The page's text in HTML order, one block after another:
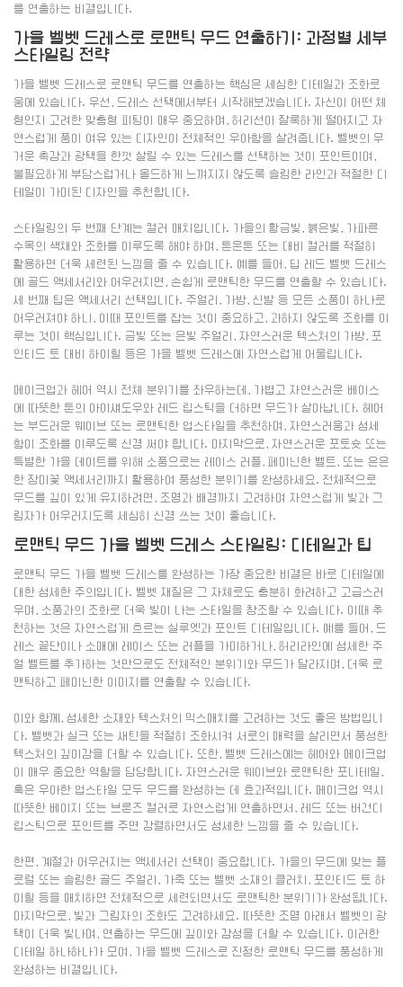
를 연출하는 비결입니다.
가을 벨벳 드레스로 로맨틱 무드 연출하기: 과정별 세부
스타일링 전략
가을 벨벳 드레스로 로맨틱 무드를 연출하는 핵심은 세심한 디테일과 조화로
움에 있습니다. 우선, 드레스 선택에서부터 시작해보겠습니다. 자신이 어떤 체
형인지 고려한 맞춤형 피팅이 매우 중요하며, 허리선이 잘록하게 떨어지고 자
연스럽게 품이 여유 있는 디자인이 전체적인 우아함을 살려줍니다. 벨벳의 무
거운 촉감과 광택을 한껏 살릴 수 있는 드레스를 선택하는 것이 포인트이며,
불필요하게 부담스럽거나 올드하게 느껴지지 않도록 슬림한 라인과 적절한 디
테일이 가미된 디자인을 추천합니다.
스타일링의 두 번째 단계는 컬러 매치입니다. 가을의 황금빛, 붉은빛, 가파른
수목의 색채와 조화를 이루도록 해야 하며, 톤온톤 또는 대비 컬러를 적절히
활용하면 더욱 세련된 느낌을 줄 수 있습니다. 예를 들어, 딥 레드 벨벳 드레스
에 골드 액세서리와 어우러지면, 손쉽게 로맨틱한 무드를 연출할 수 있습니다.
세 번째 팁은 액세서리 선택입니다. 주얼리, 가방, 신발 등 모든 소품이 하나로
어우러져야 하니, 이때 포인트를 잡는 것이 중요하고, 과하지 않도록 조화를 이
루는 것이 핵심입니다. 금빛 또는 은빛 주얼리, 자연스러운 텍스처의 가방, 포
인티드 토 대비 하이힐 등은 가을 벨벳 드레스에 자연스럽게 어울립니다.
메이크업과 헤어 역시 전체 분위기를 좌우하는데, 가볍고 자연스러운 베이스
에 따뜻한 톤의 아이섀도우와 레드 립스틱을 더하면 무드가 살아납니다. 헤어
는 부드러운 웨이브 또는 로맨틱한 업스타일을 추천하며, 자연스러움과 섬세
함이 조화를 이루도록 신경 써야 합니다. 마지막으로, 자연스러운 포토슛 또는
특별한 가을 데이트를 위해 소품으로는 레이스 러플, 페미닌한 벨트, 또는 은은
한 장미꽃 액세서리까지 활용하여 풍성한 분위기를 완성하세요. 전체적으로
무드를 깊이 있게 유지하려면, 조명과 배경까지 고려하며 자연스럽게 빛과 그
림자가 어우러지도록 세심히 신경 쓰는 것이 좋습니다.
로맨틱 무드 가을 벨벳 드레스 스타일링: 디테일과 팁
로맨틱 무드 가을 벨벳 드레스를 완성하는 가장 중요한 비결은 바로 디테일에
대한 섬세한 주의입니다. 벨벳 재질은 그 자체로도 충분히 화려하고 고급스러
우며, 소품과의 조화로 더욱 빛이 나는 스타일을 창조할 수 있습니다. 이때 추
천하는 것은 자연스럽게 흐르는 실루엣과 포인트 디테일입니다. 예를 들어, 드
레스 끝단이나 소매에 레이스 또는 러플을 가미하거나, 허리라인에 섬세한 주
얼 벨트를 추가하는 것만으로도 전체적인 분위기와 무드가 달라지며, 더욱 로
맨틱하고 페미닌한 이미지를 연출할 수 있습니다.
이와 함께, 섬세한 소재와 텍스처의 믹스매치를 고려하는 것도 좋은 방법입니
다. 벨벳과 실크 또는 새틴을 적절히 조화시켜 서로의 매력을 살리면서 풍성한
텍스처의 깊이감을 더할 수 있습니다. 또한, 벨벳 드레스에는 헤어와 메이크업
이 매우 중요한 역할을 담당합니다. 자연스러운 웨이브와 로맨틱한 포니테일,
혹은 우아한 업스타일 모두 무드를 완성하는 데 효과적입니다. 메이크업 역시
따뜻한 베이지 또는 브론즈 컬러로 자연스럽게 연출하면서, 레드 또는 버건디
립스틱으로 포인트를 주면 강렬하면서도 섬세한 느낌을 줄 수 있습니다.
한편, 계절과 어우러지는 액세서리 선택이 중요합니다. 가을의 무드에 맞는 플
로럴 또는 슬림한 골드 주얼리, 가죽 또는 벨벳 소재의 클러치, 포인티드 토 하
이힐 등을 매치하면 전체적으로 세련되면서도 로맨틱한 분위기가 완성됩니다.
마지막으로, 빛과 그림자의 조화도 고려하세요. 따뜻한 조명 아래서 벨벳의 광
택이 더욱 빛나며, 연출하는 무드에 깊이와 감성을 더할 수 있습니다. 이러한
디테일 하나하나가 모여, 가을 벨벳 드레스로 진정한 로맨틱 무드를 풍성하게
완성하는 비결입니다.